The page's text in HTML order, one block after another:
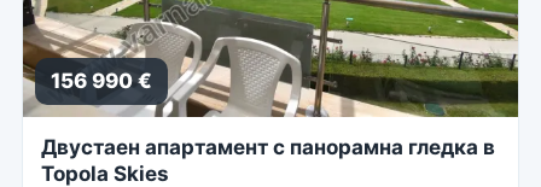
156 990 €
Двустаен апартамент с панорамна гледка в
Topola Skies